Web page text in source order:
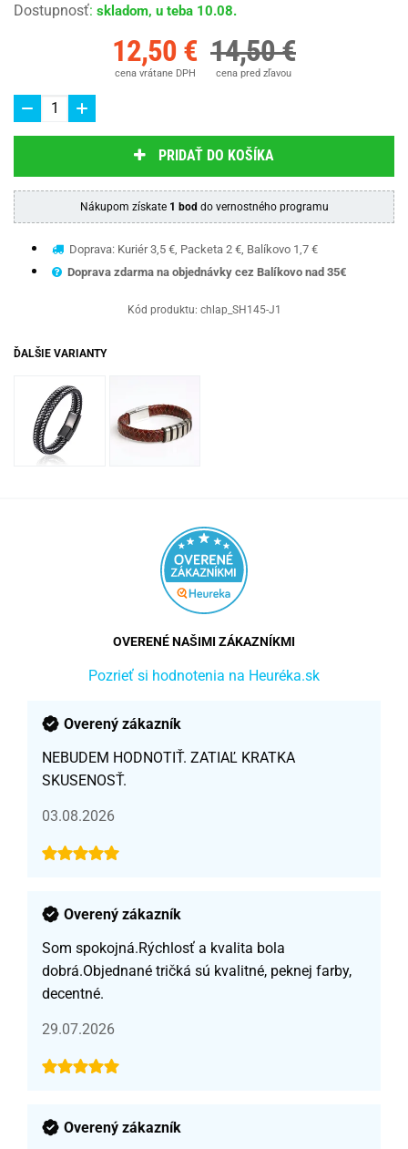
Dostupnosť: skladom, u teba 10.08.
12,50 €
cena vrátane DPH
14,50 €
cena pred zľavou
PRIDAŤ DO KOŠÍKA
Nákupom získate 1 bod do vernostného programu
Doprava: Kuriér 3,5 €, Packeta 2 €, Balíkovo 1,7 €
Doprava zdarma na objednávky cez Balíkovo nad 35€
Kód produktu: chlap_SH145-J1
ĎALŠIE VARIANTY
OVERENÉ NAŠIMI ZÁKAZNÍKMI
Pozrieť si hodnotenia na Heuréka.sk
Overený zákazník
NEBUDEM HODNOTIŤ. ZATIAĽ KRATKA
SKUSENOSŤ.
03.08.2026
Overený zákazník
Som spokojná.Rýchlosť a kvalita bola
dobrá.Objednané tričká sú kvalitné, peknej farby,
decentné.
29.07.2026
Overený zákazník